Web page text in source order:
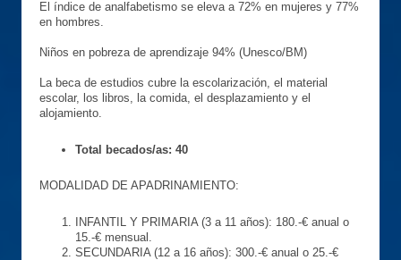
El índice de analfabetismo se eleva a 72% en mujeres y 77%
en hombres.
Niños en pobreza de aprendizaje 94% (Unesco/BM)
La beca de estudios cubre la escolarización, el material
escolar, los libros, la comida, el desplazamiento y el
alojamiento.
Total becados/as: 40
MODALIDAD DE APADRINAMIENTO:
INFANTIL Y PRIMARIA (3 a 11 años): 180.-€ anual o
15.-€ mensual.
SECUNDARIA (12 a 16 años): 300.-€ anual o 25.-€